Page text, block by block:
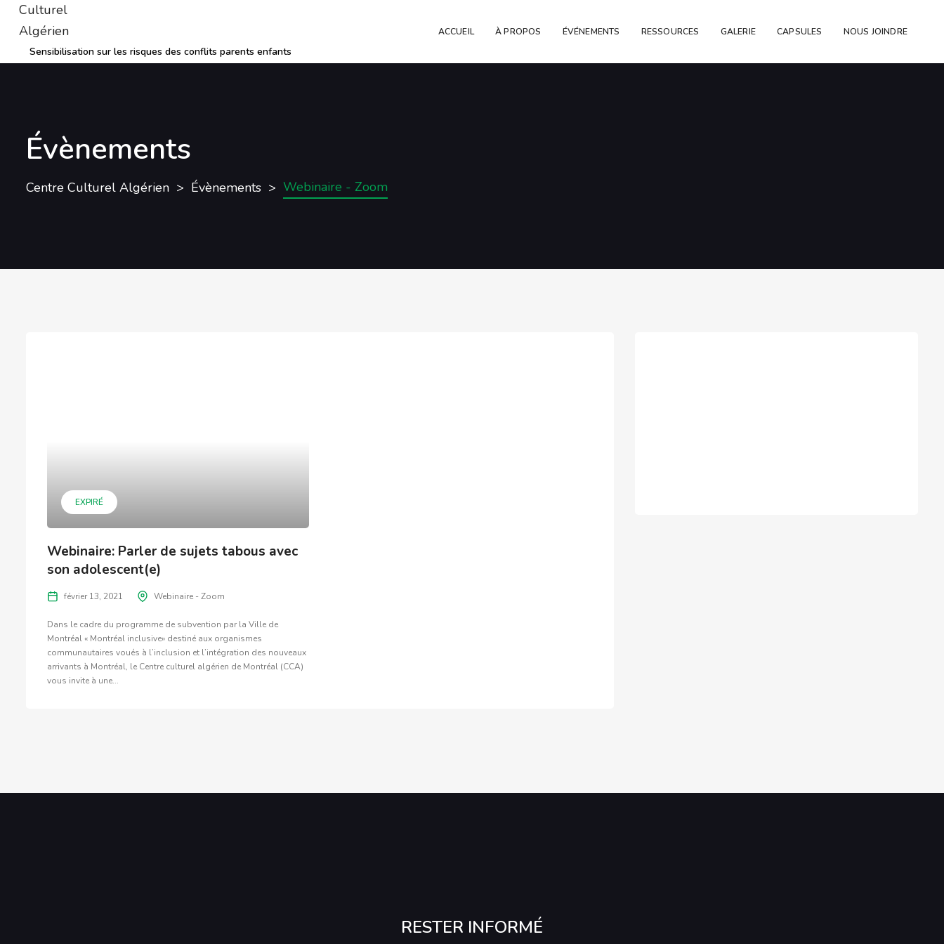
ACCUEIL À PROPOS ÉVÉNEMENTS RESSOURCES GALERIE CAPSULES NOUS JOINDRE
Sensibilisation sur les risques des conflits parents enfants
Évènements
Centre Culturel Algérien Évènements Webinaire - Zoom
EXPIRÉ
Webinaire: Parler de sujets tabous avec
son adolescent(e)
février 13, 2021 Webinaire - Zoom
Dans le cadre du programme de subvention par la Ville de
Montréal « Montréal inclusive» destiné aux organismes
communautaires voués à l’inclusion et l’intégration des nouveaux
arrivants à Montréal, le Centre culturel algérien de Montréal (CCA)
vous invite à une...
RESTER INFORMÉ